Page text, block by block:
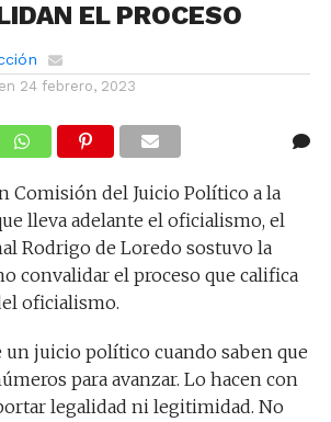
EL PROCESO
24 febrero, 2023
Comisión del Juicio Político a la
lleva adelante el oficialismo, el
Rodrigo de Loredo sostuvo la
convalidar el proceso que califica
oficialismo.
un juicio político cuando saben que
para avanzar. Lo hacen con
legalidad ni legitimidad. No